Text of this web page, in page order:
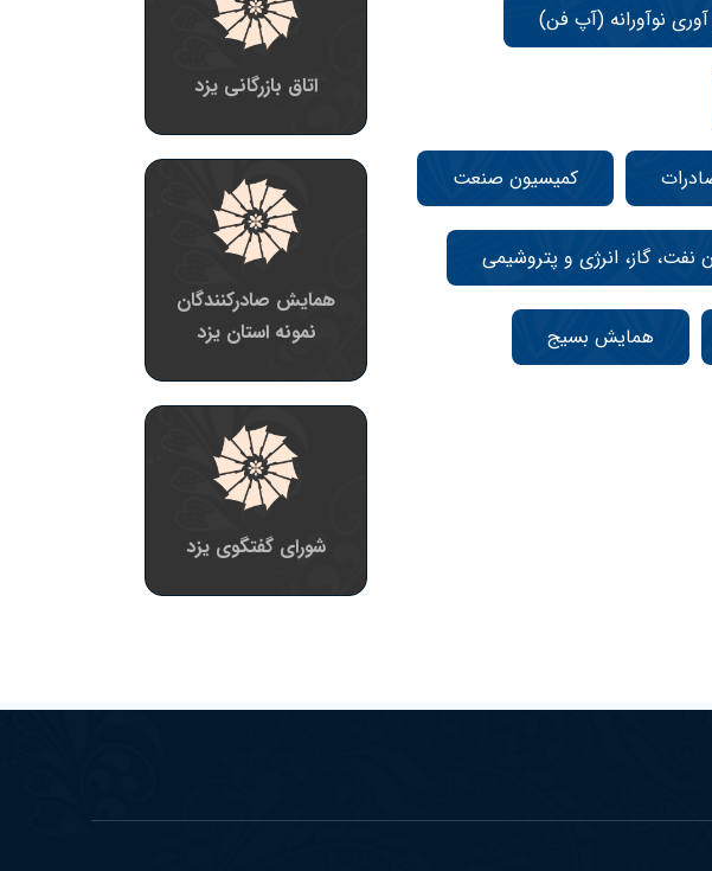
نوآورانه (آپ فن)
کمیسیون صنعت
نفت، گاز، انرژی و پتروشیمی
همایش بسیج
اتاق بازرگانی یزد
همایش صادرکنندگان
نمونه استان یزد
شورای گفتگوی یزد